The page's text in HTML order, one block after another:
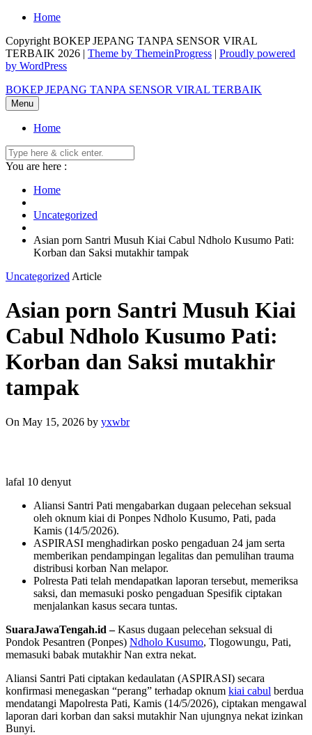
Skip
content
Home
Copyright BOKEP JEPANG TANPA SENSOR VIRAL
TERBAIK 2026 | Theme by ThemeinProgress | Proudly powered
by WordPress
BOKEP JEPANG TANPA SENSOR VIRAL TERBAIK
Menu
Home
You are here :
Home
Uncategorized
Asian porn Santri Musuh Kiai Cabul Ndholo Kusumo Pati:
Korban dan Saksi mutakhir tampak
Uncategorized Article
Asian porn Santri Musuh Kiai
Cabul Ndholo Kusumo Pati:
Korban dan Saksi mutakhir
tampak
On May 15, 2026 by yxwbr
lafal 10 denyut
Aliansi Santri Pati mengabarkan dugaan pelecehan seksual
oleh oknum kiai di Ponpes Ndholo Kusumo, Pati, pada
Kamis (14/5/2026).
ASPIRASI menghadirkan posko pengaduan 24 jam serta
memberikan pendampingan legalitas dan pemulihan trauma
distribusi korban Nan melapor.
Polresta Pati telah mendapatkan laporan tersebut, memeriksa
saksi, dan memasuki posko pengaduan Spesifik ciptakan
menjalankan kasus secara tuntas.
SuaraJawaTengah.id –Kasus dugaan pelecehan seksual di
Pondok Pesantren (Ponpes) Ndholo Kusumo, Tlogowungu, Pati,
memasuki babak mutakhir Nan extra nekat.
Aliansi Santri Pati ciptakan kedaulatan (ASPIRASI) secara
konfirmasi menegaskan “perang” terhadap oknum kiai cabul berdua
mendatangi Mapolresta Pati, Kamis (14/5/2026), ciptakan mengawal
laporan dari korban dan saksi mutakhir Nan ujungnya nekat izinkan
Bunyi.